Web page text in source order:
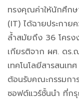
ทรงคุณค่าให้นักศึกษ
(IT) ได้ฉายประกาย
ล้ำสมัยถึง 36 โครง
เกียรติจาก ผศ. ด
เทคโนโลยีสารสนเท
ต้อนรับคณะกรรมกา
ซอฟต์แวร์ชั้นนำ ที่ก